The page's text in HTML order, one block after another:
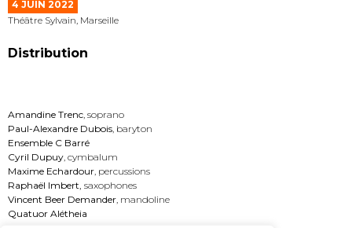
4 JUIN 2022
Théâtre Sylvain, Marseille
Distribution
Amandine Trenc, soprano
Paul-Alexandre Dubois, baryton
Ensemble C Barré
Cyril Dupuy, cymbalum
Maxime Echardour, percussions
Raphaël Imbert, saxophones
Vincent Beer Demander, mandoline
Quatuor Alétheia